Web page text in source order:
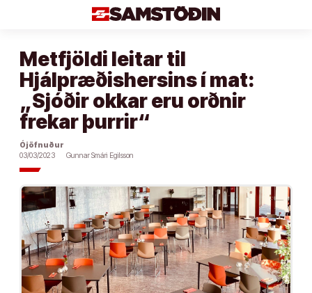
Metfjöldi leitar til
Hjálpræðishersins í mat:
„Sjóðir okkar eru orðnir
frekar þurrir“
Ójöfnuður
03/03/2023
Gunnar Smári Egilsson